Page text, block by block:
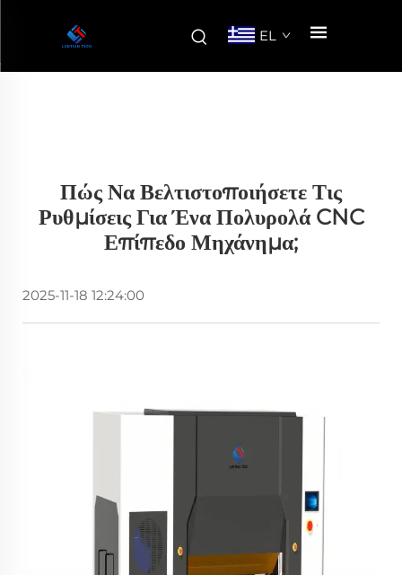
EL
Πώς Να Βελτιστοποιήσετε Τις
Ρυθμίσεις Για Ένα Πολυρολά CNC
Επίπεδο Μηχάνημα;
2025-11-18 12:24:00